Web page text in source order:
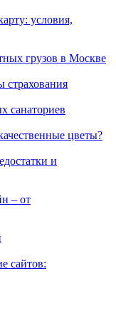
условия,
грузов в Москве
страхования
санаториев
цветы?
и
– от
сайтов: